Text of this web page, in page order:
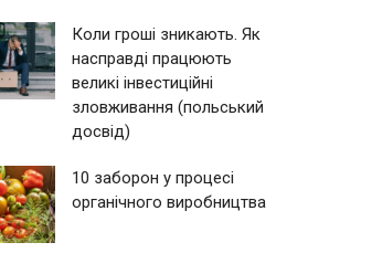
Коли гроші зникають. Як
насправді працюють
великі інвестиційні
зловживання (польський
досвід)
10 заборон у процесі
органічного виробництва